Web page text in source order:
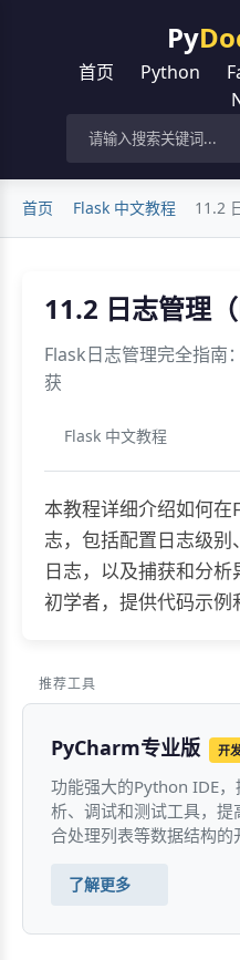
Py
首页 Python
首页 Flask 中文教程 11.2
11.2 日志管理
Flask日志管理完全指南
获
Flask 中文教程
本教程详细介绍如何在
志，包括配置日志级
日志，以及捕获和分
初学者，提供代码示例
推荐工具
PyCharm专业版 开
功能强大的Python IDE
析、调试和测试工具，
合处理列表等数据结构的
了解更多